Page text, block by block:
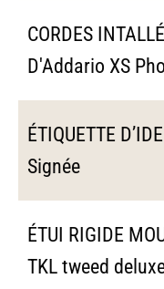
CORDES
D'Addario XS
ÉTIQUETTE
Signée
ÉTUI RIGIDE
TKL tweed